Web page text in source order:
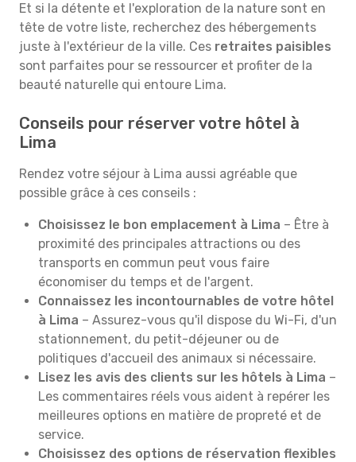
Et si la détente et l'exploration de la nature sont en
tête de votre liste, recherchez des hébergements
juste à l'extérieur de la ville. Ces retraites paisibles
sont parfaites pour se ressourcer et profiter de la
beauté naturelle qui entoure Lima.
Conseils pour réserver votre hôtel à
Lima
Rendez votre séjour à Lima aussi agréable que
possible grâce à ces conseils :
Choisissez le bon emplacement à Lima – Être à
proximité des principales attractions ou des
transports en commun peut vous faire
économiser du temps et de l'argent.
Connaissez les incontournables de votre hôtel
à Lima – Assurez-vous qu'il dispose du Wi-Fi, d'un
stationnement, du petit-déjeuner ou de
politiques d'accueil des animaux si nécessaire.
Lisez les avis des clients sur les hôtels à Lima –
Les commentaires réels vous aident à repérer les
meilleures options en matière de propreté et de
service.
Choisissez des options de réservation flexibles